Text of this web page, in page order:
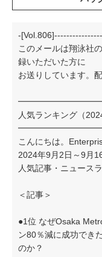
-
このメールは翔泳社
録いただいた方に
お送りしています。
人気ランキング（
こんにちは。
2024年9月2日～9月
人気記事・ニュース
＜記事＞
●1位 なぜOsaka
ン80％減に成功できた
のか？